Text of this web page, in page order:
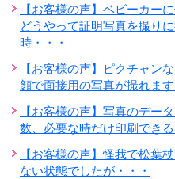
【お客様の声】ベビーカー
どうやって証明写真を撮り
時・・・
【お客様の声】ピクチャン
顔で面接用の写真が撮れます
【お客様の声】写真のデー
数、必要な時だけ印刷でき
【お客様の声】怪我で松葉
ない状態でしたが・・・